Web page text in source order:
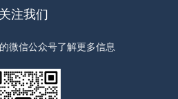
关注我们
微信公众号了解更多信息